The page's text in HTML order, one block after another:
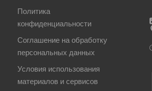
Политика
конфиденциальности
Соглашение на обработку
персональных данных
Условия использования
материалов и сервисов